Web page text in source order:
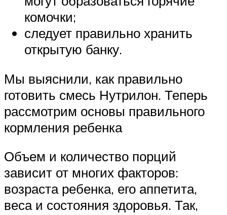
комочки;
следует правильно хранить
открытую банку.
Мы выяснили, как правильно
готовить смесь Нутрилон. Теперь
рассмотрим основы правильного
кормления ребенка
Объем и количество порций
зависит от многих факторов:
возраста ребенка, его аппетита,
веса и состояния здоровья. Так,